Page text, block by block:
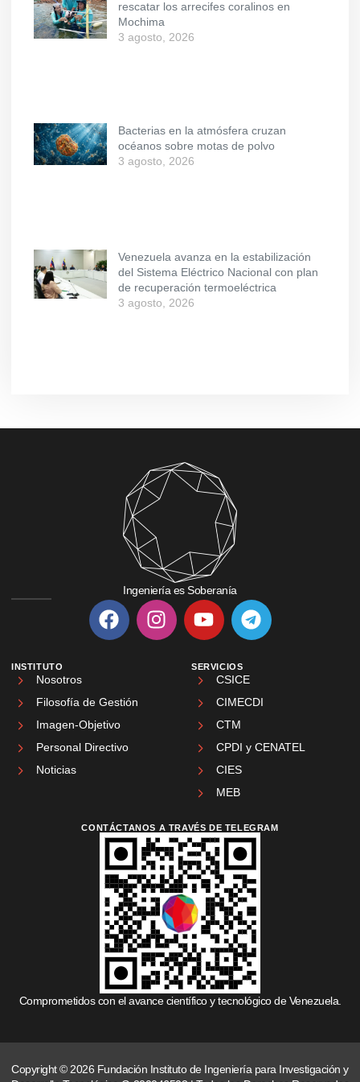
rescatar los arrecifes coralinos en
Mochima
3 agosto, 2026
Bacterias en la atmósfera cruzan
océanos sobre motas de polvo
3 agosto, 2026
Venezuela avanza en la estabilización
del Sistema Eléctrico Nacional con plan
de recuperación termoeléctrica
3 agosto, 2026
Ingeniería es Soberanía
INSTITUTO
Nosotros
Filosofía de Gestión
Imagen-Objetivo
Personal Directivo
Noticias
SERVICIOS
CSICE
CIMECDI
CTM
CPDI y CENATEL
CIES
MEB
CONTÁCTANOS A TRAVÉS DE TELEGRAM
Comprometidos con el avance científico y tecnológico de Venezuela.
Copyright © 2026 Fundación Instituto de Ingeniería para Investigación y